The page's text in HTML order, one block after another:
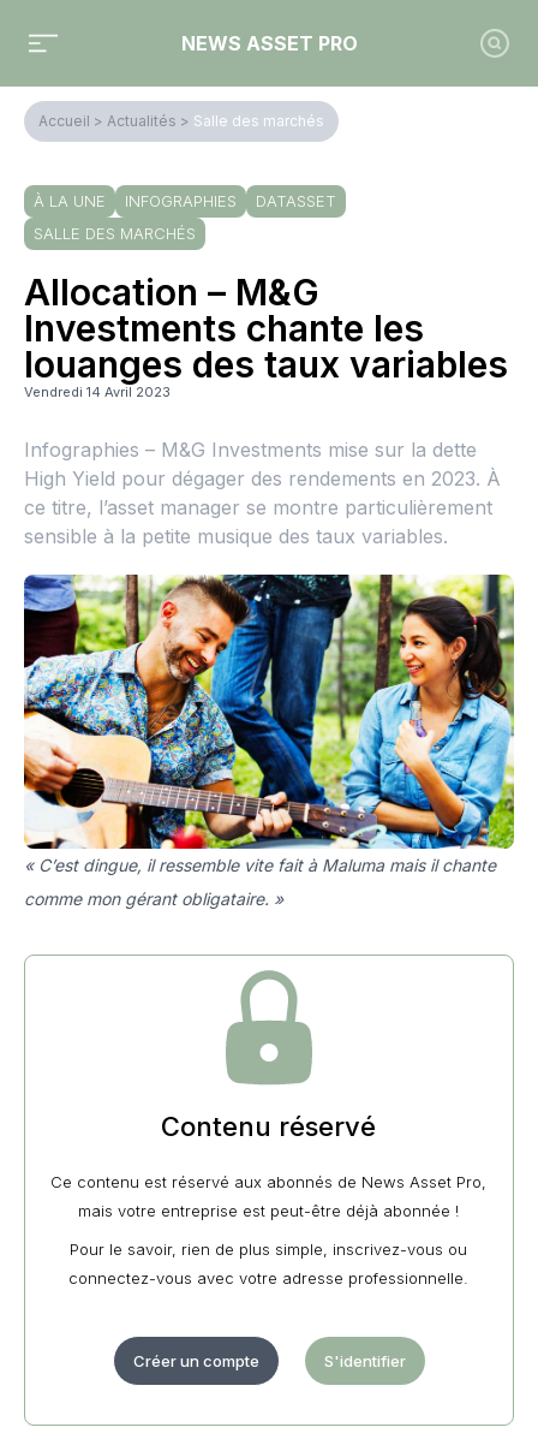
NEWS ASSET PRO
Accueil > Actualités > Salle des marchés
À LA UNE INFOGRAPHIES
DATASSET
SALLE DES MARCHÉS
Allocation – M&G
Investments chante les
louanges des taux variables
Vendredi 14 Avril 2023
Infographies – M&G Investments mise sur la dette
High Yield pour dégager des rendements en 2023. À
ce titre, l’asset manager se montre particulièrement
sensible à la petite musique des taux variables.
« C’est dingue, il ressemble vite fait à Maluma mais il chante
comme mon gérant obligataire. »
Contenu réservé
Ce contenu est réservé aux abonnés de News Asset Pro,
mais votre entreprise est peut-être déjà abonnée !
Pour le savoir, rien de plus simple, inscrivez-vous ou
connectez-vous avec votre adresse professionnelle.
Créer un compte S'identifier